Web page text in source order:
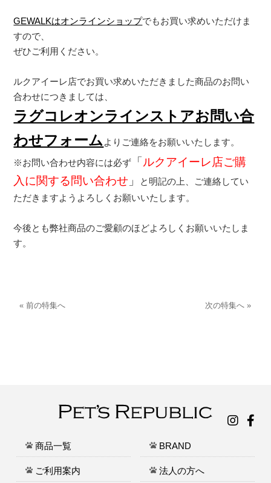
GEWALKはオンラインショップでもお買い求めいただけま
すので、
ぜひご利用ください。
ルクアイーレ店でお買い求めいただきました商品のお問い
合わせにつきましては、
ラグコレオンラインストアお問い合
わせフォーム よりご連絡をお願いいたします。
※お問い合わせ内容には必ず
「 ルクアイーレ店ご購
入に関する問い合わせ 」
と明記の上、ご連絡してい
ただきますようよろしくお願いいたします。
今後とも弊社商品のご愛顧のほどよろしくお願いいたしま
す。
« 前の特集へ 次の特集へ »
商品一覧 BRAND
ご利用案内 法人の方へ